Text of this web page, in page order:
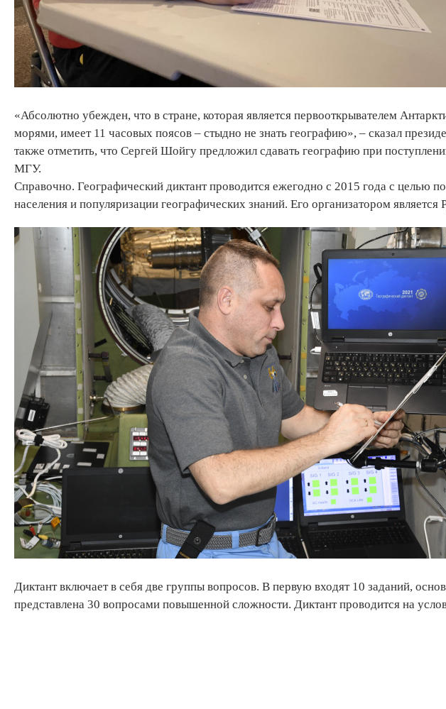
«Абсолютно убежден, что в стране, которая является первооткрывателем
морями, имеет 11 часовых поясов – стыдно не знать географию», – сказал
также отметить, что Сергей Шойгу предложил сдавать географию при
МГУ.
Справочно. Географический диктант проводится ежегодно с 2015 года с целью
населения и популяризации географических знаний. Его организатором является
Диктант включает в себя две группы вопросов. В первую входят 10 заданий,
представлена 30 вопросами повышенной сложности. Диктант проводится на